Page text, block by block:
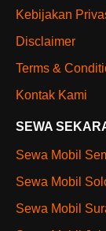
Kebijakan
Disclaimer
Terms &
Kontak Kami
SEWA
Sewa Mobil
Sewa Mobil
Sewa Mobil